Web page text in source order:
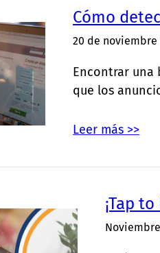
Cómo
20 de noviembre
Encontrar una
que los
Leer más >>
¡Tap